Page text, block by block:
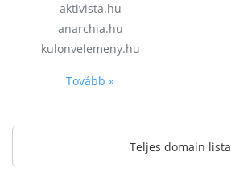
aktivista.hu
anarchia.hu
kulonvelemeny.hu
Tovább »
Teljes domain lista